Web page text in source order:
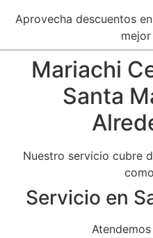
Aprovecha descuentos
Mariachi
Santa
Nuestro servicio cubre
Servicio en